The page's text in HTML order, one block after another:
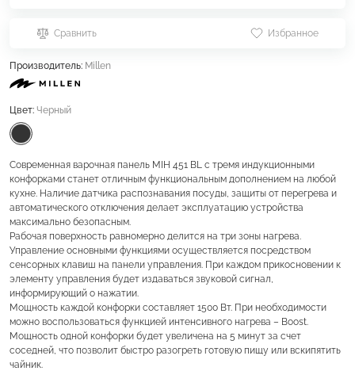
Сравнить Избранное
Производитель: Millen
Цвет: Черный
Современная варочная панель MIH 451 BL с тремя индукционными
конфорками станет отличным функциональным дополнением на любой
кухне. Наличие датчика распознавания посуды, защиты от перегрева и
автоматического отключения делает эксплуатацию устройства
максимально безопасным.
Рабочая поверхность равномерно делится на три зоны нагрева.
Управление основными функциями осуществляется посредством
сенсорных клавиш на панели управления. При каждом прикосновении к
элементу управления будет издаваться звуковой сигнал,
информирующий о нажатии.
Мощность каждой конфорки составляет 1500 Вт. При необходимости
можно воспользоваться функцией интенсивного нагрева – Boost.
Мощность одной конфорки будет увеличена на 5 минут за счет
соседней, что позволит быстро разогреть готовую пищу или вскипятить
чайник.